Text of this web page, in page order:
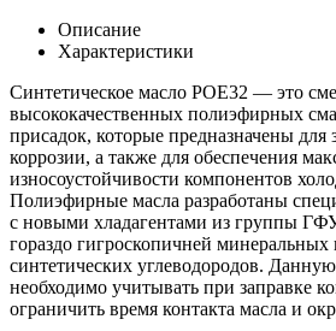
Описание
Характеристики
Синтетическое масло POE32 — это
высококачественных полиэфирных
присадок, которые предназначены
коррозии, а также для обеспечения
износоустойчивости компонентов
Полиэфирные масла разработаны
с новыми хладагентами из группы
гораздо гигроскопичней минеральных
синтетических углеводородов.
необходимо учитывать при заправке
ограничить время контакта масла и